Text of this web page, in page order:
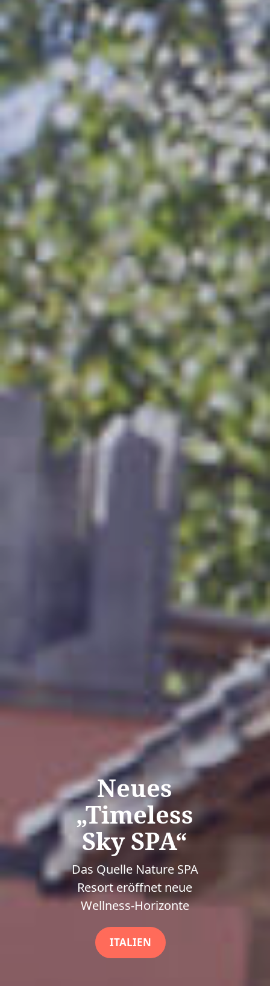
Neues
„Timeless
Sky SPA“
Das Quelle Nature SPA
Resort eröffnet neue
Wellness-Horizonte
ITALIEN